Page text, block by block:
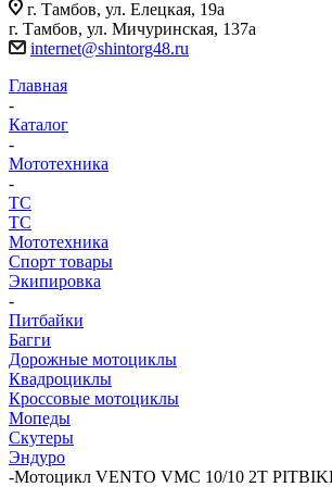
г. Тамбов, ул. Елецкая, 19а
г. Тамбов, ул. Мичуринская, 137а
internet@shintorg48.ru
Главная
-
Каталог
-
Мототехника
-
ТС
ТС
Мототехника
Спорт товары
Экипировка
-
Питбайки
Багги
Дорожные мотоциклы
Квадроциклы
Кроссовые мотоциклы
Мопеды
Скутеры
Эндуро
-Мотоцикл VENTO VMC 10/10 2T